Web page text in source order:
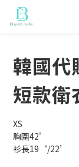
韓國代
短款
XS
胸圍42'
衫長19‘/22’